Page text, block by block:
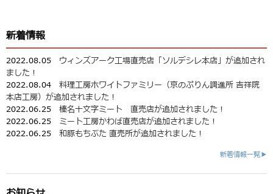
新着情報
2022.08.05 ウィンズアーク工場直売店「ソルデシレ本店」が追加され
ました！
2022.08.04 料理工房ホワイトファミリー（京のぷりん調進所 吉祥院
本店工房）が追加されました！
2022.06.25 榛名十文字ミート 直売店が追加されました！
2022.06.25 ミート工房かわば直売店が追加されました！
2022.06.25 和豚もちぶた 直売所が追加されました！
新着情報一覧▶